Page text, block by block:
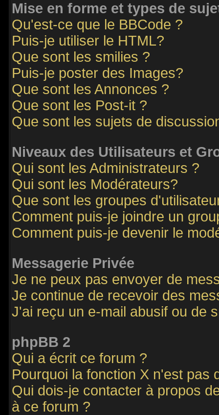
Mise en forme et types de
Qu'est-ce que le BBCode ?
Puis-je utiliser le HTML?
Que sont les smilies ?
Puis-je poster des Images?
Que sont les Annonces ?
Que sont les Post-it ?
Que sont les sujets de
Niveaux des Utilisateurs et
Qui sont les Administrateurs ?
Qui sont les Modérateurs?
Que sont les groupes
Comment puis-je joindre un
Comment puis-je devenir le
Messagerie Privée
Je ne peux pas envoyer de
Je continue de recevoir des
J'ai reçu un e-mail abusif ou de
phpBB 2
Qui a écrit ce forum ?
Pourquoi la fonction X n'est pas
Qui dois-je contacter à propos
à ce forum ?